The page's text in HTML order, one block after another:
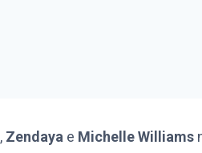
, Zendaya e Michelle Williams